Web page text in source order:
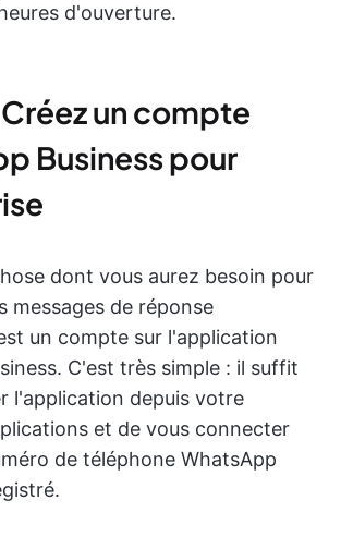
d'ouverture.
Créez un compte
Business pour
dont vous aurez besoin pour
messages de réponse
un compte sur l'application
C'est très simple : il suffit
l'application depuis votre
et de vous connecter
de téléphone WhatsApp